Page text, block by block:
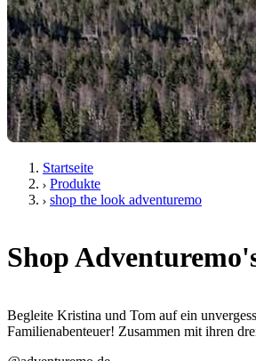
Startseite
Produkte
shop the look adventuremo
Shop
Begleite Kristina und Tom auf ein
Familienabenteuer! Zusammen mit ihren